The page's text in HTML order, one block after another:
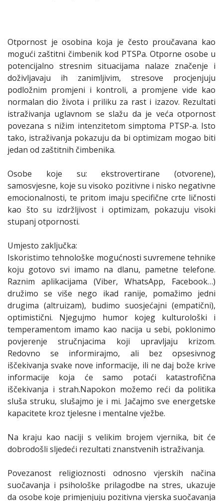
Otpornost je osobina koja je često proučavana kao
mogući zaštitni čimbenik kod PTSPa. Otporne osobe u
potencijalno stresnim situacijama nalaze značenje i
doživljavaju ih zanimljivim, stresove procjenjuju
podložnim promjeni i kontroli, a promjene vide kao
normalan dio života i priliku za rast i izazov. Rezultati
istraživanja uglavnom se slažu da je veća otpornost
povezana s nižim intenzitetom simptoma PTSP-a. Isto
tako, istraživanja pokazuju da bi optimizam mogao biti
jedan od zaštitnih čimbenika.
Osobe koje su: ekstrovertirane (otvorene),
samosvjesne, koje su visoko pozitivne i nisko negativne
emocionalnosti, te pritom imaju specifične crte ličnosti
kao što su izdržljivost i optimizam, pokazuju visoki
stupanj otpornosti.
Umjesto zaključka:
Iskoristimo tehnološke mogućnosti suvremene tehnike
koju gotovo svi imamo na dlanu, pametne telefone.
Raznim aplikacijama (Viber, WhatsApp, Facebook…)
družimo se više nego ikad ranije, pomažimo jedni
drugima (altruizam), budimo suosjećajni (empatični),
optimistični. Njegujmo humor kojeg kulturološki i
temperamentom imamo kao nacija u sebi, poklonimo
povjerenje stručnjacima koji upravljaju krizom.
Redovno se informirajmo, ali bez opsesivnog
iščekivanja svake nove informacije, ili ne daj bože krive
informacije koja će samo potaći katastrofična
iščekivanja i strah.Napokon možemo reći da politika
sluša struku, slušajmo je i mi. Jačajmo sve energetske
kapacitete kroz tjelesne i mentalne vježbe.
Na kraju kao naciji s velikim brojem vjernika, bit će
dobrodošli sljedeći rezultati znanstvenih istraživanja.
Povezanost religioznosti odnosno vjerskih načina
suočavanja i psihološke prilagodbe na stres, ukazuje
da osobe koje primjenjuju pozitivna vjerska suočavanja